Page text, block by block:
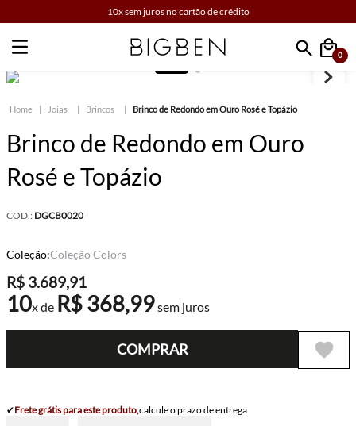
10x sem juros no cartão de crédito
Faça sua busca
0
Joias Brincos Brinco de Redondo em Ouro Rosé e Topázio
Brinco de Redondo em Ouro
Rosé e Topázio
COD.: DGCB0020
Coleção:Coleção Colors
R$ 3.689,91
10x de R$368,99sem juros
COMPRAR
✔Frete grátis para este produto,calcule o prazo de entrega